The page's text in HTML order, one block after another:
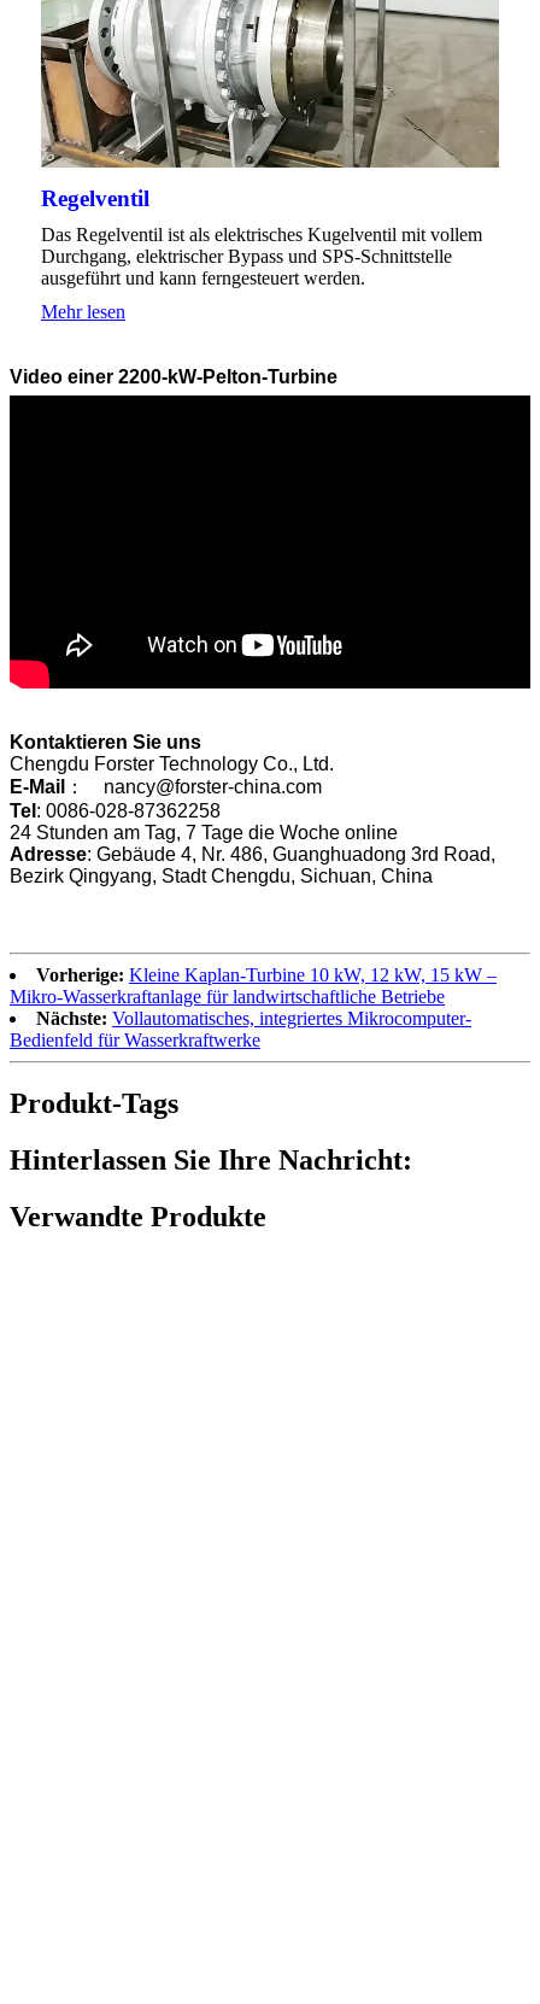
Regelventil
Das Regelventil ist als elektrisches Kugelventil mit vollem
Durchgang, elektrischer Bypass und SPS-Schnittstelle
ausgeführt und kann ferngesteuert werden.
Mehr lesen
Video einer 2200-kW-Pelton-Turbine
Kontaktieren Sie uns
Chengdu Forster Technology Co., Ltd.
E-Mail
： nancy@forster-china.com
Tel : 0086-028-87362258
24 Stunden am Tag, 7 Tage die Woche online
Adresse: Gebäude 4, Nr. 486, Guanghuadong 3rd Road,
Bezirk Qingyang, Stadt Chengdu, Sichuan, China
Vorherige: Kleine Kaplan-Turbine 10 kW, 12 kW, 15 kW –
Mikro-Wasserkraftanlage für landwirtschaftliche Betriebe
Nächste: Vollautomatisches, integriertes Mikrocomputer-
Bedienfeld für Wasserkraftwerke
Produkt-Tags
Hinterlassen Sie Ihre Nachricht:
Verwandte Produkte